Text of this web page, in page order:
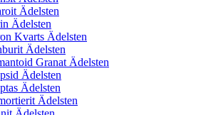
Ädelsten
Ädelsten
Kvarts Ädelsten
Ädelsten
Granat Ädelsten
Ädelsten
Ädelsten
Ädelsten